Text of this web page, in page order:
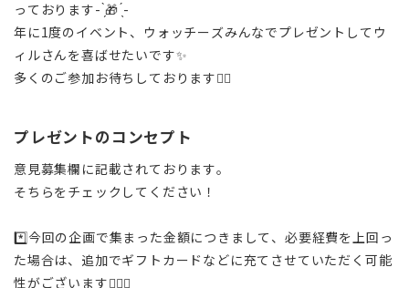
っております- ̗̀🎁 ̖́-
年に1度のイベント、ウォッチーズみんなでプレゼントしてウ
ィルさんを喜ばせたいです✨
多くのご参加お待ちしております🙇‍♀️
プレゼントのコンセプト
意見募集欄に記載されております。
そちらをチェックしてください！
*️⃣今回の企画で集まった金額につきまして、必要経費を上回っ
た場合は、追加でギフトカードなどに充てさせていただく可能
性がございます🙇🏻‍♀️